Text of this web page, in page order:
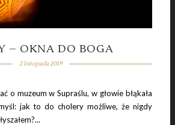
19 kwietnia 2019
BYĆ MARYNARZEM
– OKNA DO BOGA
2 listopada 2019
o muzeum w Supraślu, w głowie błąkała
jak to do cholery możliwe, że nigdy